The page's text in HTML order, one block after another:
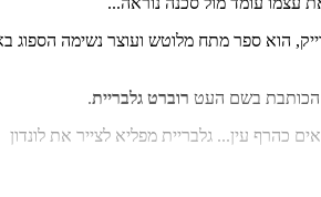
הוא ספר מתח מלוטש ועוצר נשימה הספוג
הכותבת בשם העט רוברט גלבריית.
כהרף עין... גלבריית מפליא לצייר את לונדון